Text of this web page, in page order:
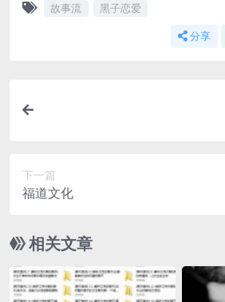
故事流 黑子恋爱
分享
下一篇
福道文化
相关文章